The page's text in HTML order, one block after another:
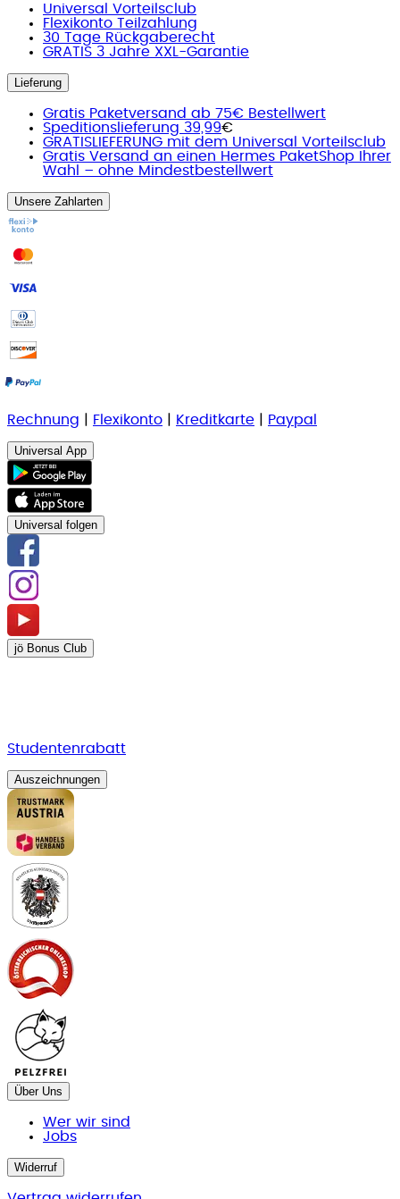
Universal Vorteilsclub
Flexikonto Teilzahlung
30 Tage Rückgaberecht
GRATIS 3 Jahre XXL-Garantie
Lieferung
Gratis Paketversand ab 75€ Bestellwert
Speditionslieferung 39,99€
GRATISLIEFERUNG mit dem Universal Vorteilsclub
Gratis Versand an einen Hermes PaketShop Ihrer
Wahl – ohne Mindestbestellwert
Unsere Zahlarten
Rechnung Flexikonto Kreditkarte Paypal
Universal App
Universal folgen
jö Bonus Club
Studentenrabatt
Auszeichnungen
Über Uns
Wer wir sind
Jobs
Widerruf